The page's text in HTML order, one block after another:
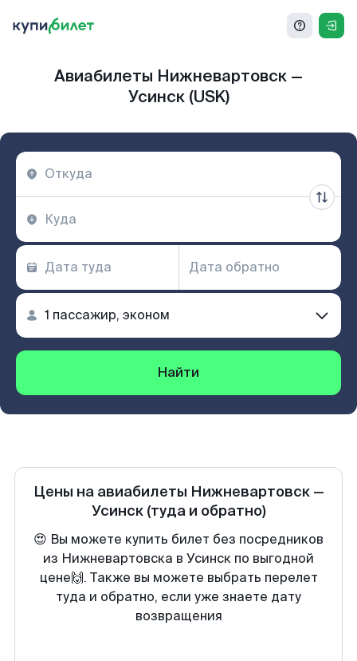
Авиабилеты Нижневартовск —
Усинск (USK)
Найти
Цены на авиабилеты Нижневартовск—
Усинск (туда и обратно)
😍 Вы можете купить билет без посредников
из Нижневартовска в Усинск по выгодной
цене🙌. Также вы можете выбрать перелет
туда и обратно, если уже знаете дату
возвращения